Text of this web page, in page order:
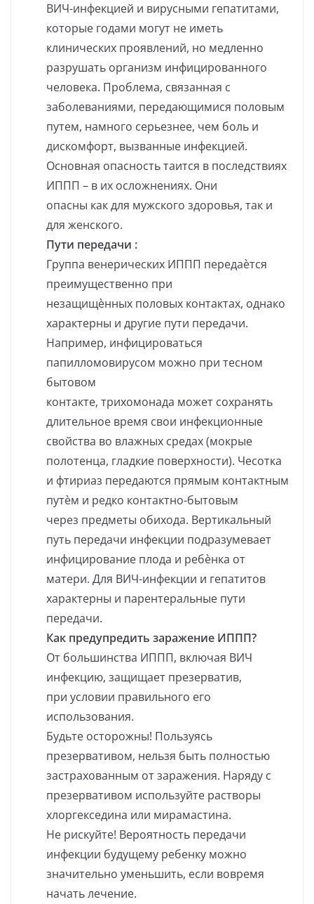
ВИЧ-инфекцией и вирусными гепатитами,
которые годами могут не иметь
клинических проявлений, но медленно
разрушать организм инфицированного
человека. Проблема, связанная с
заболеваниями, передающимися половым
путем, намного серьезнее, чем боль и
дискомфорт, вызванные инфекцией.
Основная опасность таится в последствиях
ИППП – в их осложнениях. Они
опасны как для мужского здоровья, так и
для женского.
Пути передачи :
Группа венерических ИППП передаѐтся
преимущественно при
незащищѐнных половых контактах, однако
характерны и другие пути передачи.
Например, инфицироваться
папилломовирусом можно при тесном
бытовом
контакте, трихомонада может сохранять
длительное время свои инфекционные
свойства во влажных средах (мокрые
полотенца, гладкие поверхности). Чесотка
и фтириаз передаются прямым контактным
путѐм и редко контактно-бытовым
через предметы обихода. Вертикальный
путь передачи инфекции подразумевает
инфицирование плода и ребѐнка от
матери. Для ВИЧ-инфекции и гепатитов
характерны и парентеральные пути
передачи.
Как предупредить заражение ИППП?
От большинства ИППП, включая ВИЧ
инфекцию, защищает презерватив,
при условии правильного его
использования.
Будьте осторожны! Пользуясь
презервативом, нельзя быть полностью
застрахованным от заражения. Наряду с
презервативом используйте растворы
хлоргекседина или мирамастина.
Не рискуйте! Вероятность передачи
инфекции будущему ребенку можно
значительно уменьшить, если вовремя
начать лечение.